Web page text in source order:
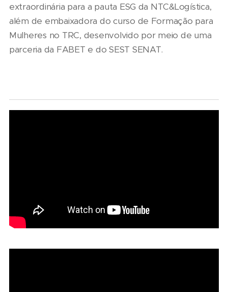
extraordinária para a pauta ESG da NTC&Logística,
além de embaixadora do curso de Formação para
Mulheres no TRC, desenvolvido por meio de uma
parceria da FABET e do SEST SENAT.